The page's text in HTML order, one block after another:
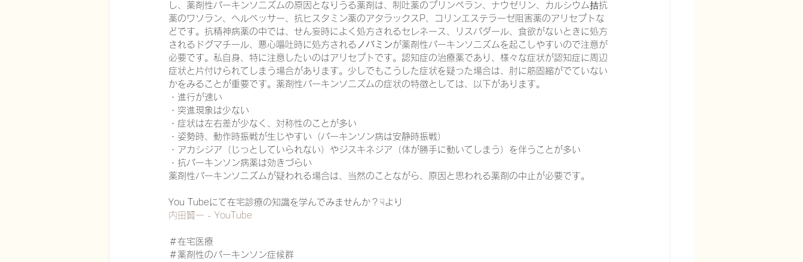
認知症について家族へ向けて 認知症の羅針盤 認知症は治せるか～認知症治療の羅針盤
神経障害性疼痛疼痛を科学する 在宅医療における褥瘡管理を科学する 精神疾患を科学する 頭痛を科学する
し、薬剤性パーキンソニズムの原因となりうる薬剤は、制吐薬のプリンペラン、ナウゼリン、カルシウム拮抗
薬のワソラン、ヘルベッサー、抗ヒスタミン薬のアタラックスP、コリンエステラーゼ阻害薬のアリセプトな
どです。抗精神病薬の中では、せん妄時によく処方されるセレネース、リスパダール、食欲がないときに処方
されるドグマチール、悪心嘔吐時に処方される ノバミンが薬剤性パーキンソニズムを起こしやすいので注意が
必要です。私自身、特に注意したいのはアリセプトです。認知症の治療薬であり、様々な症状が認知症に周辺
症状と片付けられてしまう場合があります。少しでもこうした症状を疑った場合は、肘に筋固縮がでていない
かをみることが重要です。薬剤性パーキンソニズムの症状の特徴としては、以下があります。
・進行が速い
・突進現象は少ない
・症状は左右差が少なく、対称性のことが多い
・姿勢時、動作時振戦が生じやすい（パーキンソン病は安静時振戦）
・アカシジア（じっとしていられない）やジスキネジア（体が勝手に動いてしまう）を伴うことが多い
・抗パーキンソン病薬は効きづらい
薬剤性パーキンソニズムが疑われる場合は、当然のことながら、原因と思われる薬剤の中止が必要です。
You Tubeにて在宅診療の知識を学んでみませんか？☟より
内田賢一 - YouTube
＃在宅医療
＃薬剤性のパーキンソン症候群